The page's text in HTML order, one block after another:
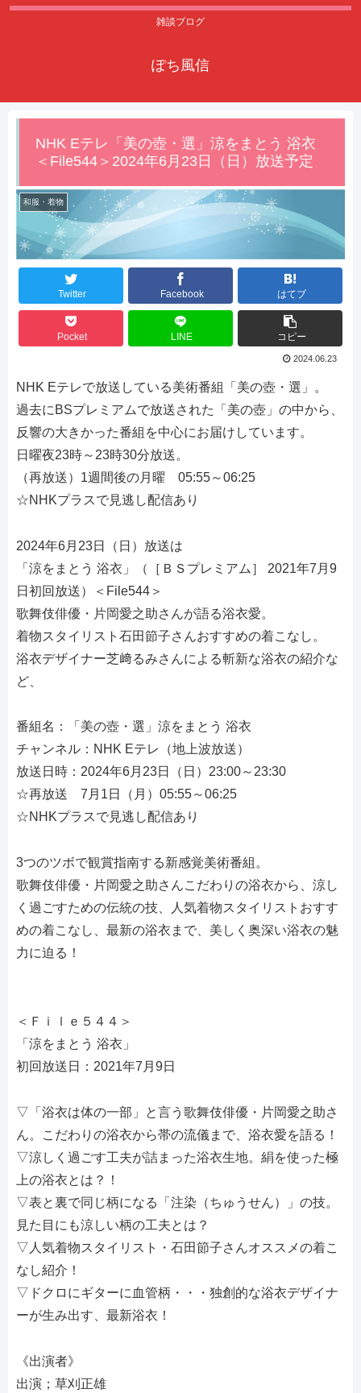
雑談ブログ
ぽち風信
NHK Eテレ「美の壺・選」涼をまとう 浴衣
＜File544＞2024年6月23日（日）放送予定
和服・着物
Twitter Facebook はてブ
Pocket LINE コピー
2024.06.23
NHK Eテレで放送している美術番組「美の壺・選」。
過去にBSプレミアムで放送された「美の壺」の中から、
反響の大きかった番組を中心にお届けしています。
日曜夜23時～23時30分放送。
（再放送）1週間後の月曜 05:55～06:25
☆NHKプラスで見逃し配信あり
2024年6月23日（日）放送は
「涼をまとう 浴衣」（［ＢＳプレミアム］ 2021年7月9
日初回放送）＜File544＞
歌舞伎俳優・片岡愛之助さんが語る浴衣愛。
着物スタイリスト石田節子さんおすすめの着こなし。
浴衣デザイナー芝﨑るみさんによる斬新な浴衣の紹介な
ど、
番組名：「美の壺・選」涼をまとう 浴衣
チャンネル：NHK Eテレ（地上波放送）
放送日時：2024年6月23日（日）23:00～23:30
☆再放送 7月1日（月）05:55～06:25
☆NHKプラスで見逃し配信あり
3つのツボで観賞指南する新感覚美術番組。
歌舞伎俳優・片岡愛之助さんこだわりの浴衣から、涼し
く過ごすための伝統の技、人気着物スタイリストおすす
めの着こなし、最新の浴衣まで、美しく奥深い浴衣の魅
力に迫る！
＜Ｆｉｌｅ５４４＞
「涼をまとう 浴衣」
初回放送日：2021年7月9日
▽「浴衣は体の一部」と言う歌舞伎俳優・片岡愛之助さ
ん。こだわりの浴衣から帯の流儀まで、浴衣愛を語る！
▽涼しく過ごす工夫が詰まった浴衣生地。絹を使った極
上の浴衣とは？！
▽表と裏で同じ柄になる「注染（ちゅうせん）」の技。
見た目にも涼しい柄の工夫とは？
▽人気着物スタイリスト・石田節子さんオススメの着こ
なし紹介！
▽ドクロにギターに血管柄・・・独創的な浴衣デザイナ
ーが生み出す、最新浴衣！
《出演者》
出演；草刈正雄